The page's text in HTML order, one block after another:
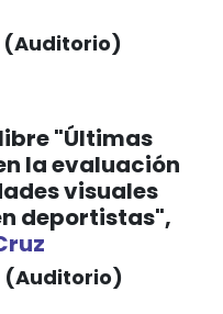
(Auditorio)
"Últimas
la evaluación
visuales
deportistas",
(Auditorio)